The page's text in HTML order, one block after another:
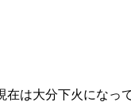
は大分下火になっ